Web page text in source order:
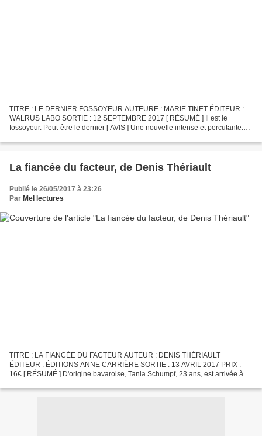
TITRE : LE DERNIER FOSSOYEUR AUTEURE : MARIE TINET ÉDITEUR :
WALRUS LABO SORTIE : 12 SEPTEMBRE 2017 [ RÉSUMÉ ] Il est le
fossoyeur. Peut-être le dernier [ AVIS ] Une nouvelle intense et percutante.
La fiancée du facteur, de Denis Thériault
Publié le 26/05/2017 à 23:26
Par Mel lectures
TITRE : LA FIANCÉE DU FACTEUR AUTEUR : DENIS THÉRIAULT
ÉDITEUR : ÉDITIONS ANNE CARRIÈRE SORTIE : 13 AVRIL 2017 PRIX :
16€ [ RÉSUMÉ ] D'origine bavaroise, Tania Schumpf, 23 ans, est arrivée à